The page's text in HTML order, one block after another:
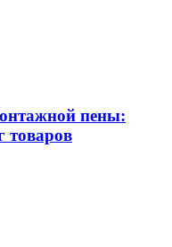
пены:
товаров